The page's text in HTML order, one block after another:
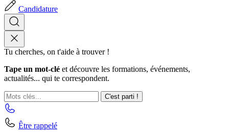
Candidature
Tu cherches, on t'aide à trouver !
Tape un mot-clé et découvre les formations, événements,
actualités... qui te correspondent.
C'est parti !
Être rappelé